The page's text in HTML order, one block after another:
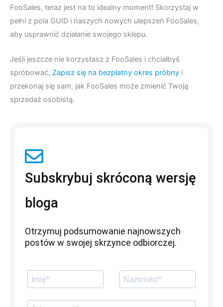
FooSales, teraz jest na to idealny moment! Skorzystaj w
pełni z pola GUID i naszych nowych ulepszeń FooSales,
aby usprawnić działanie swojego sklepu.
Jeśli jeszcze nie korzystasz z FooSales i chciałbyś
spróbować, Zapisz się na bezpłatny okres próbny i
przekonaj się sam, jak FooSales może zmienić Twoją
sprzedaż osobistą.
Subskrybuj skróconą wersję
bloga
Otrzymuj podsumowanie najnowszych
postów w swojej skrzynce odbiorczej.